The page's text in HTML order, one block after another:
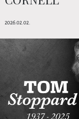
2026.02.02.